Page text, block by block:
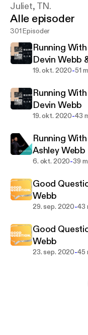
Juliet, TN.
Alle episoder
301 Episoder
Running
Devin Webb
19. okt. 2020-51
Running
Devin Webb
19. okt. 2020-43
Running
Ashley Webb
6. okt. 2020-39
Good
Webb
29. sep. 2020-43
Good
Webb
23. sep. 2020-45